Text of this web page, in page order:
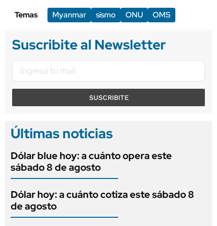
Temas
Myanmar sismo ONU OMS
Suscribite al Newsletter
SUSCRIBITE
Últimas noticias
Dólar blue hoy: a cuánto opera este
sábado 8 de agosto
Dólar hoy: a cuánto cotiza este sábado 8
de agosto